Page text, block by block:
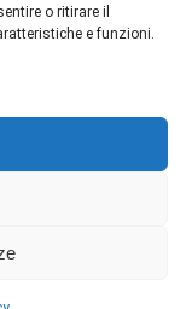
o ritirare il
e funzioni.
- Creatività e